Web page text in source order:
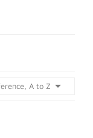
A to Z 